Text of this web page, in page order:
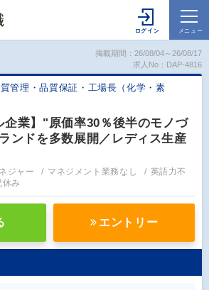
掲載期間：26/08/04～26/08/17
求人No：DAP-4816
管理・品質保証・工場長（化学・素
企業】"原価率30％後半のモノづ
ンドを多数展開／レディス生産
ジャー マネジメント業務なし
英語力不
休み
エントリー